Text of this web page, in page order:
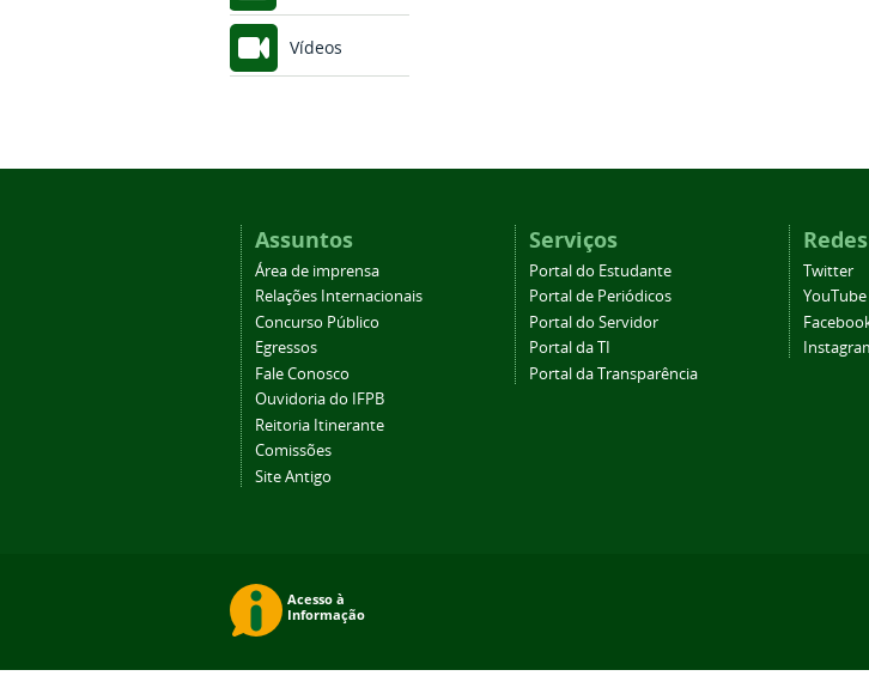
Vídeos
Assuntos
Área de imprensa
Relações Internacionais
Concurso Público
Egressos
Fale Conosco
Ouvidoria do IFPB
Reitoria Itinerante
Comissões
Site Antigo
Serviços
Portal do Estudante
Portal de Periódicos
Portal do Servidor
Portal da TI
Portal da Transparência
Twitter
YouTube